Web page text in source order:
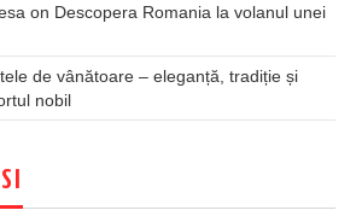
on Descopera Romania la volanul unei
de vânătoare – eleganță, tradiție și
nobil